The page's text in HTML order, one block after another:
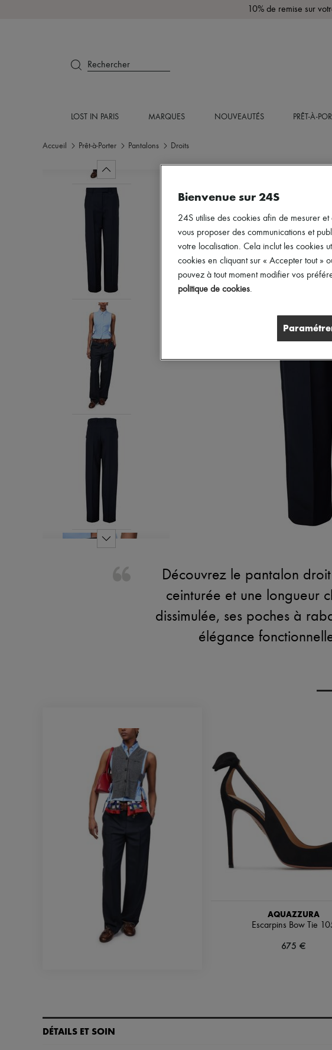
10% de remise sur
Rechercher
LOST IN PARIS MARQUES NOUVEAUTÉS PRÊT-À-
Accueil Prêt-à-Porter Pantalons Droits
Découvrez le pantalon
ceinturée et une longueur
dissimulée, ses poches à
élégance
AQUAZZURA
Escarpins Bow Tie
675 €
DÉTAILS ET SOIN
Bienvenue sur 24S
24S utilise des cookies afin de mesurer
vous proposer des communications et
votre localisation. Cela inclut les cookies
cookies en cliquant sur « Accepter tout »
pouvez à tout moment modifier vos
politique de cookies.